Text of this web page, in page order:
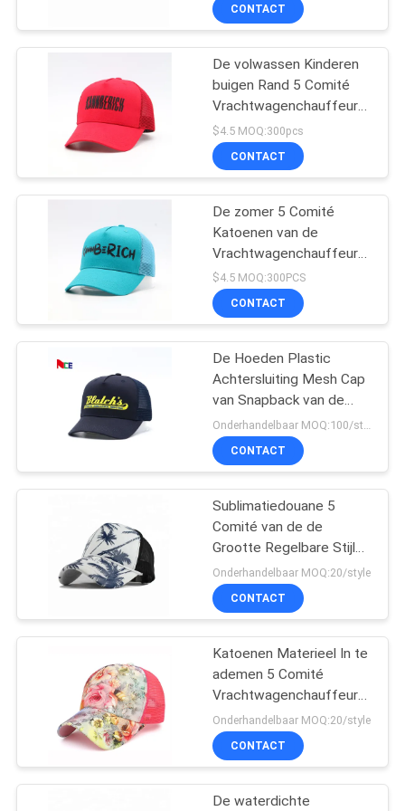
ONS
NIEUWS
GEVALLEN
PRIVACY
POLICY
5 Comité Honkbal
GLB
124
GLB
De vlakke Hoeden
van Randsnapback
244
Regelbare
Golfhoeden
25
af
CONTACT
De volwassen Kinderen
buigen Rand 5 Comité
Vrachtwagenchauffeur
GLB Regelbare Gorras
Mesh Blank Visor Hat
$4.5 MOQ:300pcs
CONTACT
De zomer 5 Comité
Katoenen van de
Vrachtwagenchauffeurhoed
Brief Geborduurde
Honkbalglb In te ademen
Schaduw
$4.5 MOQ:300PCS
CONTACT
De Hoeden Plastic
Achtersluiting Mesh Cap
van Snapback van de
heup Pop Geborduurde
Gebogen Rand
Onderhandelbaar MOQ:100/style
CONTACT
Sublimatiedouane 5
Comité van de de
Grootte Regelbare Stijl
van
Vrachtwagenchauffeurglb
Volwassenen het
Onderhandelbaar MOQ:20/style
CONTACT
Katoenen Materieel In te
ademen 5 Comité
Vrachtwagenchauffeurglb
Ace Headwear
Luxeontwerp
Onderhandelbaar MOQ:20/style
CONTACT
De waterdichte